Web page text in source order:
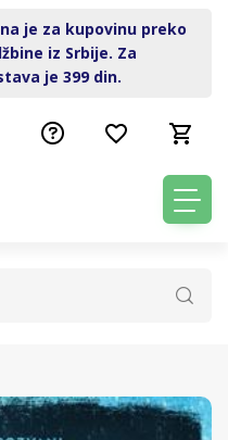
je za kupovinu preko
iz Srbije. Za
je 399 din.